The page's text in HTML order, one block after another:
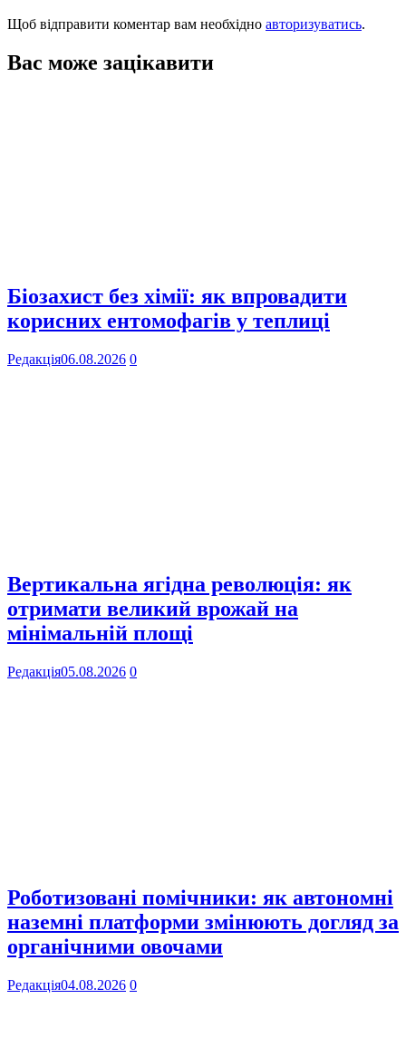
Щоб відправити коментар вам необхідно авторизуватись.
Вас може зацікавити
Біозахист без хімії: як впровадити
корисних ентомофагів у теплиці
Редакція06.08.2026 0
Вертикальна ягідна революція: як
отримати великий врожай на
мінімальній площі
Редакція05.08.2026 0
Роботизовані помічники: як автономні
наземні платформи змінюють догляд за
органічними овочами
Редакція04.08.2026 0